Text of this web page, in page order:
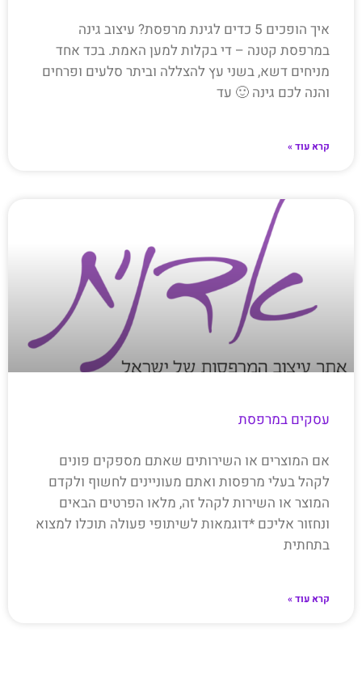
איך הופכים 5 כדים לגינת מרפסת? עיצוב גינה
במרפסת קטנה – די בקלות למען האמת. בכד אחד
מניחים דשא, בשני עץ להצללה וביתר סלעים ופרחים
והנה לכם גינה 🙂 עד
קרא עוד »
עסקים במרפסת
אם המוצרים או השירותים שאתם מספקים פונים
לקהל בעלי מרפסות ואתם מעוניינים לחשוף ולקדם
המוצר או השירות לקהל זה, מלאו הפרטים הבאים
ונחזור אליכם *דוגמאות לשיתופי פעולה תוכלו למצוא
בתחתית
קרא עוד »